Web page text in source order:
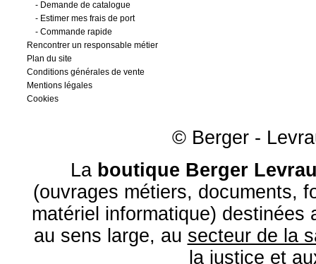
- Demande de catalogue
- Estimer mes frais de port
- Commande rapide
Rencontrer un responsable métier
Plan du site
Conditions générales de vente
Mentions légales
Cookies
© Berger -
La boutique Berger
(ouvrages métiers, documents,
matériel informatique) destinées
au sens large, au secteur de la
la justice et